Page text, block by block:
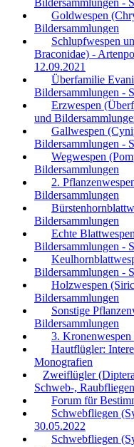
Bildersammlungen -
Goldwespen
Bildersammlungen
Schlupfwespen
Braconidae) -
12.09.2021
Überfamilie
Bildersammlungen -
Erzwespen
und
Gallwespen
Bildersammlungen -
Wegwespen
Bildersammlungen
2.
Bildersammlungen
Bildersammlungen
Echte
Bildersammlungen -
Bildersammlungen -
Holzwespen
Bildersammlungen
Sonstige
Bildersammlungen
3. Kronenwespen
Hautflügler:
Monografien
Zweiflügler
Schweb-,
Forum für
Schwebfliegen
30.05.2022
Schwebfliegen